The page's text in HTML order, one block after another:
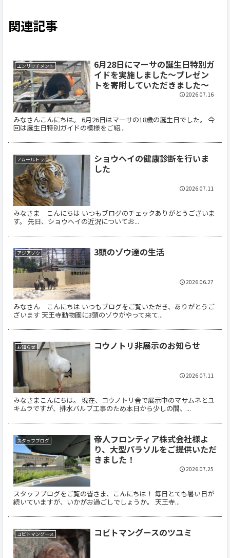
関連記事
エンリッチメント
6月28日にマーサの誕生日特別ガ
イドを実施しました～プレゼン
トを寄附していただきました～
みなさんこんにちは。 6月26日はマーサの18歳の誕生日でした。 今
回は誕生日特別ガイドの模様をご紹...
2026.07.16
アムールトラ
ショウヘイの健康診断を行いま
した
みなさま こんにちは いつもブログのチェックありがとうございま
す。 先日、ショウヘイの近況についてお...
2026.07.11
アジアゾウ 3頭のゾウ達の生活
みなさん こんにちは いつもブログをご覧いただき、ありがとうご
ざいます 天王寺動物園に3頭のゾウがやって来て...
2026.06.27
お知らせ コウノトリ非展示のお知らせ
みなさまこんにちは。 現在、コウノトリ舎で展示中のマサムネとユ
キムラですが、排水バルブ工事のため本日から少しの間、...
2026.07.11
スタッフブログ
帝人フロンティア株式会社様よ
り、大型パラソルをご提供いただ
きました！
スタッフブログをご覧の皆さま、こんにちは！ 毎日とても暑い日が
続いていますが、いかがお過ごしでしょうか。 天王寺...
2026.07.25
コビトマングース コビトマングースのツユミ